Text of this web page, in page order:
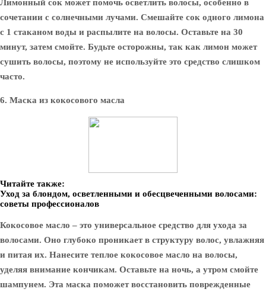
Лимонный сок может помочь осветлить волосы, особенно в
сочетании с солнечными лучами. Смешайте сок одного лимона
с 1 стаканом воды и распылите на волосы. Оставьте на 30
минут, затем смойте. Будьте осторожны, так как лимон может
сушить волосы, поэтому не используйте это средство слишком
часто.
6. Маска из кокосового масла
Читайте также:
Уход за блондом, осветленными и обесцвеченными волосами:
советы профессионалов
Кокосовое масло – это универсальное средство для ухода за
волосами. Оно глубоко проникает в структуру волос, увлажняя
и питая их. Нанесите теплое кокосовое масло на волосы,
уделяя внимание кончикам. Оставьте на ночь, а утром смойте
шампунем. Эта маска поможет восстановить поврежденные